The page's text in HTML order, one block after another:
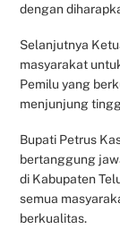
dengan
Selanjutnya
masyarakat
Pemilu yang
menjunjung
Bupati Petrus
bertanggung
di Kabupaten
semua
berkualitas.